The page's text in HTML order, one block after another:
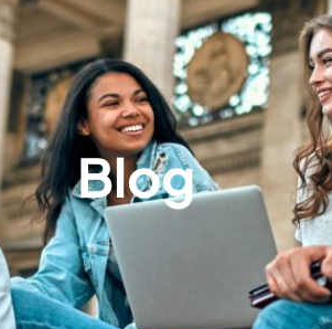
Blog